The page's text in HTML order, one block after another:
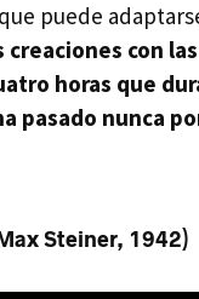
puede
creaciones con
horas que
pasado nunca
Steiner, 1942)